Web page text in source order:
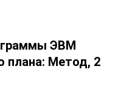
ЭВМ
плана: Метод, 2